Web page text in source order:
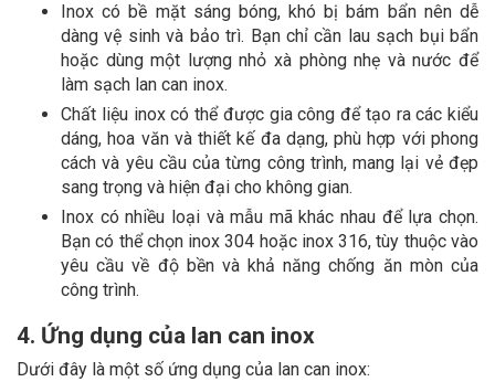
Inox có bề mặt sáng bóng, khó bị bám bẩn nên dễ
dàng vệ sinh và bảo trì. Bạn chỉ cần lau sạch bụi bẩn
hoặc dùng một lượng nhỏ xà phòng nhẹ và nước để
làm sạch lan can inox.
Chất liệu inox có thể được gia công để tạo ra các kiểu
dáng, hoa văn và thiết kế đa dạng, phù hợp với phong
cách và yêu cầu của từng công trình, mang lại vẻ đẹp
sang trọng và hiện đại cho không gian.
Inox có nhiều loại và mẫu mã khác nhau để lựa chọn.
Bạn có thể chọn inox 304 hoặc inox 316, tùy thuộc vào
yêu cầu về độ bền và khả năng chống ăn mòn của
công trình.
4. Ứng dụng của lan can inox
Dưới đây là một số ứng dụng của lan can inox: